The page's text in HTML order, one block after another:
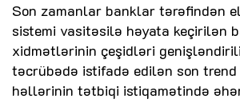
Son zamanlar banklar tərəfindən
sistemi vasitəsilə həyata keçirilən
xidmətlərinin çeşidləri
təcrübədə istifadə edilən son trend
həllərinin tətbiqi istiqamətində